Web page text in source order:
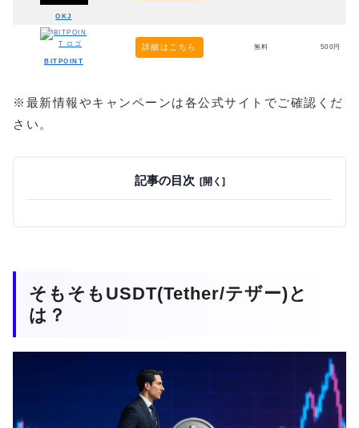
OKJ
BITPOINT
詳細はこちら 無料 500円
※最新情報やキャンペーンは各公式サイトでご確認くだ
さい。
記事の目次
そもそもUSDT(Tether/テザー)と
は？